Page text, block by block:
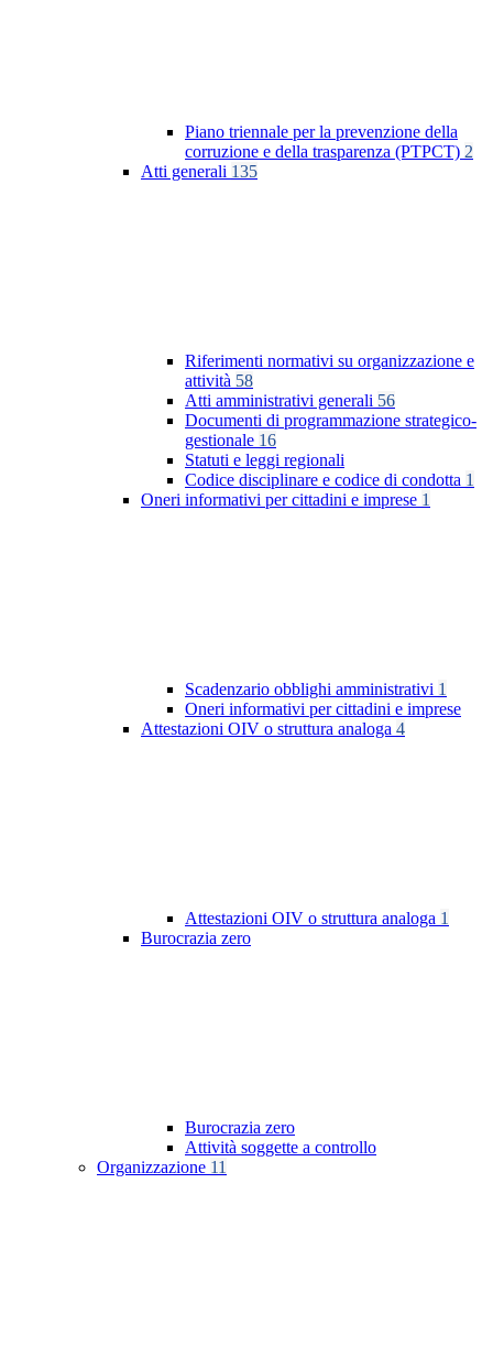
Piano triennale per la prevenzione della
corruzione e della trasparenza (PTPCT) 2
Atti generali 135
Riferimenti normativi su organizzazione e
attività 58
Atti amministrativi generali 56
Documenti di programmazione strategico-
gestionale 16
Statuti e leggi regionali
Codice disciplinare e codice di condotta 1
Oneri informativi per cittadini e imprese 1
Scadenzario obblighi amministrativi 1
Oneri informativi per cittadini e imprese
Attestazioni OIV o struttura analoga 4
Attestazioni OIV o struttura analoga 1
Burocrazia zero
Burocrazia zero
Attività soggette a controllo
Organizzazione 11